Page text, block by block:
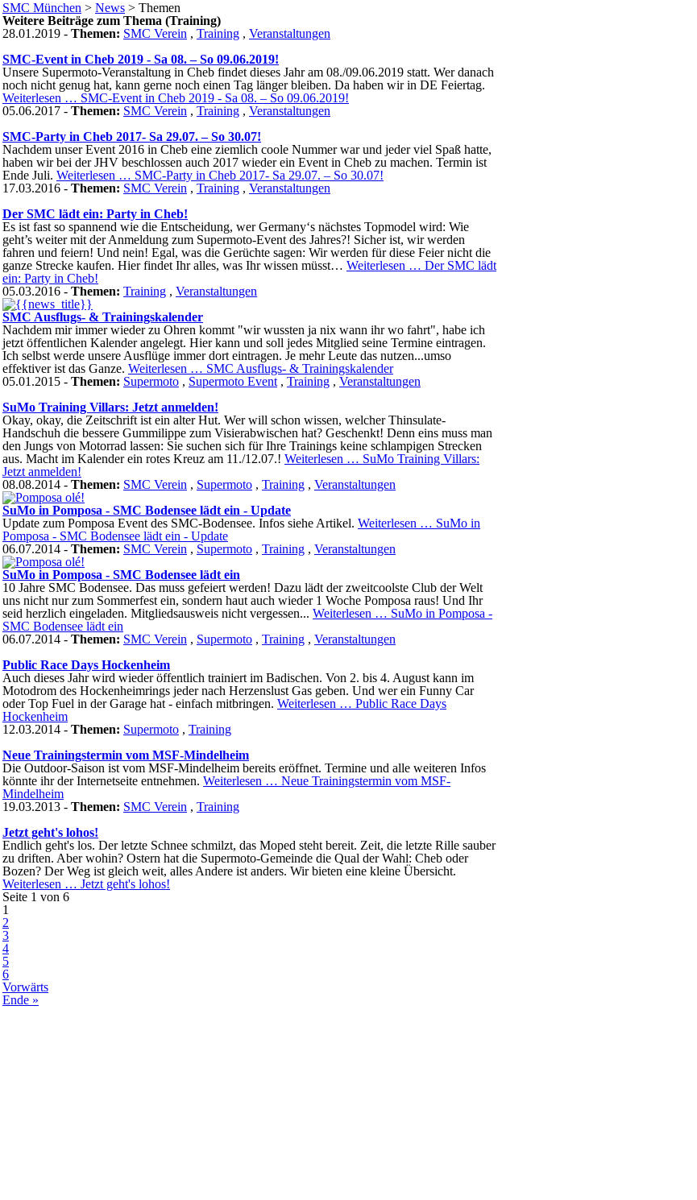
SMC München > News > Themen
Weitere Beiträge zum Thema (Training)
28.01.2019 - Themen: SMC Verein , Training , Veranstaltungen
SMC-Event in Cheb 2019 - Sa 08. – So 09.06.2019!
Unsere Supermoto-Veranstaltung in Cheb findet dieses Jahr am 08./09.06.2019 statt. Wer danach
noch nicht genug hat, kann gerne noch einen Tag länger bleiben. Da haben wir in DE Feiertag.
Weiterlesen … SMC-Event in Cheb 2019 - Sa 08. – So 09.06.2019!
05.06.2017 - Themen: SMC Verein , Training , Veranstaltungen
SMC-Party in Cheb 2017- Sa 29.07. – So 30.07!
Nachdem unser Event 2016 in Cheb eine ziemlich coole Nummer war und jeder viel Spaß hatte,
haben wir bei der JHV beschlossen auch 2017 wieder ein Event in Cheb zu machen. Termin ist
Ende Juli. Weiterlesen … SMC-Party in Cheb 2017- Sa 29.07. – So 30.07!
17.03.2016 - Themen: SMC Verein , Training , Veranstaltungen
Der SMC lädt ein: Party in Cheb!
Es ist fast so spannend wie die Entscheidung, wer Germany‘s nächstes Topmodel wird: Wie
geht’s weiter mit der Anmeldung zum Supermoto-Event des Jahres?! Sicher ist, wir werden
fahren und feiern! Und nein! Egal, was die Gerüchte sagen: Wir werden für diese Feier nicht die
ganze Strecke kaufen. Hier findet Ihr alles, was Ihr wissen müsst… Weiterlesen … Der SMC lädt
ein: Party in Cheb!
05.03.2016 - Themen: Training , Veranstaltungen
}}
SMC Ausflugs- & Trainingskalender
Nachdem mir immer wieder zu Ohren kommt "wir wussten ja nix wann ihr wo fahrt", habe ich
jetzt öffentlichen Kalender angelegt. Hier kann und soll jedes Mitglied seine Termine eintragen.
Ich selbst werde unsere Ausflüge immer dort eintragen. Je mehr Leute das nutzen...umso
effektiver ist das Ganze. Weiterlesen … SMC Ausflugs- & Trainingskalender
05.01.2015 - Themen: Supermoto , Supermoto Event , Training , Veranstaltungen
SuMo Training Villars: Jetzt anmelden!
Okay, okay, die Zeitschrift ist ein alter Hut. Wer will schon wissen, welcher Thinsulate-
Handschuh die bessere Gummilippe zum Visierabwischen hat? Geschenkt! Denn eins muss man
den Jungs von Motorrad lassen: Sie suchen sich für Ihre Trainings keine schlampigen Strecken
aus. Macht im Kalender ein rotes Kreuz am 11./12.07.! Weiterlesen … SuMo Training Villars:
Jetzt anmelden!
08.08.2014 - Themen: SMC Verein , Supermoto , Training , Veranstaltungen
SuMo in Pomposa - SMC Bodensee lädt ein - Update
Update zum Pomposa Event des SMC-Bodensee. Infos siehe Artikel. Weiterlesen … SuMo in
Pomposa - SMC Bodensee lädt ein - Update
06.07.2014 - Themen: SMC Verein , Supermoto , Training , Veranstaltungen
SuMo in Pomposa - SMC Bodensee lädt ein
10 Jahre SMC Bodensee. Das muss gefeiert werden! Dazu lädt der zweitcoolste Club der Welt
uns nicht nur zum Sommerfest ein, sondern haut auch wieder 1 Woche Pomposa raus! Und Ihr
seid herzlich eingeladen. Mitgliedsausweis nicht vergessen... Weiterlesen … SuMo in Pomposa -
SMC Bodensee lädt ein
06.07.2014 - Themen: SMC Verein , Supermoto , Training , Veranstaltungen
Public Race Days Hockenheim
Auch dieses Jahr wird wieder öffentlich trainiert im Badischen. Von 2. bis 4. August kann im
Motodrom des Hockenheimrings jeder nach Herzenslust Gas geben. Und wer ein Funny Car
oder Top Fuel in der Garage hat - einfach mitbringen. Weiterlesen … Public Race Days
Hockenheim
12.03.2014 - Themen: Supermoto , Training
Neue Trainingstermin vom MSF-Mindelheim
Die Outdoor-Saison ist vom MSF-Mindelheim bereits eröffnet. Termine und alle weiteren Infos
könnte ihr der Internetseite entnehmen. Weiterlesen … Neue Trainingstermin vom MSF-
Mindelheim
19.03.2013 - Themen: SMC Verein , Training
Jetzt geht's lohos!
Endlich geht's los. Der letzte Schnee schmilzt, das Moped steht bereit. Zeit, die letzte Rille sauber
zu driften. Aber wohin? Ostern hat die Supermoto-Gemeinde die Qual der Wahl: Cheb oder
Bozen? Der Weg ist gleich weit, alles Andere ist anders. Wir bieten eine kleine Übersicht.
Weiterlesen … Jetzt geht's lohos!
Seite 1 von 6
1
2
3
4
5
6
Vorwärts
Ende »